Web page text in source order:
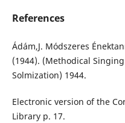
References
Ádám,J. Módszeres
(1944). (Methodical
Solmization) 1944.
Electronic version of the
Library p. 17.